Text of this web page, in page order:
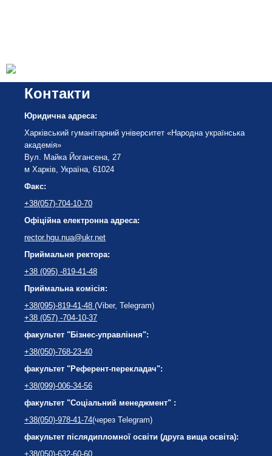
Контакти
Юридична адреса:
Харківський гуманітарний університет «Народна українська
академія»
Вул. Майка Йогансена, 27
м Харків, Україна, 61024
Факс:
+38(057)-704-10-70
Офіційна електронна адреса:
rector.hgu.nua@ukr.net
Приймальня ректора:
+38 (095) -819-41-48
Приймальна комісія:
+38(095)-819-41-48 (Viber, Telegram)
+38 (057) -704-10-37
факультет "Бізнес-управління":
+38(050)-768-23-40
факультет "Референт-перекладач":
+38(099)-006-34-56
факультет "Соціальний менеджмент" :
+38(050)-978-41-74(через Telegram)
факультет післядипломної освіти (друга вища освіта):
+38(050)-632-60-60